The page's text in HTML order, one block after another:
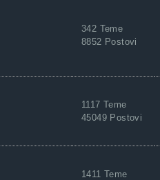
342 Teme
8852 Postovi
1117 Teme
45049 Postovi
1411 Teme